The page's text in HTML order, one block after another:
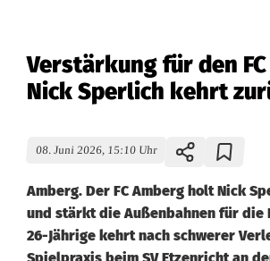
Verstärkung für den
Nick Sperlich kehrt
08. Juni 2026, 15:10 Uhr
Amberg. Der FC Amberg holt Nick
und stärkt die Außenbahnen für die
26-Jährige kehrt nach schwerer